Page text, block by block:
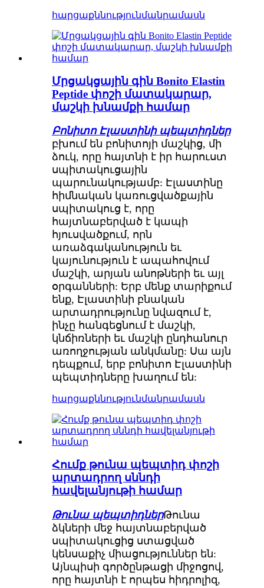
հարցաքննությունմանրամասն
Մրցակցային գին Bonito Elastin
Peptide փոշի մատակարար,
մաշկի խնամքի համար
Բոնիտո Էլաստինի պեպտիդներ
բխում են բոնիտոյի մաշկից, մի
ձուկ, որը հայտնի է իր հարուստ
սպիտակուցային
պարունակությամբ: Էլաստինը
հիմնական կառուցվածքային
սպիտակուց է, որը
հայտնաբերված է կապի
հյուսվածքում, որն
առաձգականություն եւ
կայունություն է ապահովում
մաշկի, արյան անոթների եւ այլ
օրգանների: Երբ մենք տարիքում
ենք, Էլաստինի բնական
արտադրությունը նվազում է,
ինչը հանգեցնում է մաշկի,
կնճիռների եւ մաշկի ընդհանուր
առողջության անկմանը: Սա այն
դեպքում, երբ բոնիտո Էլաստինի
պեպտիդները խաղում են:
հարցաքննությունմանրամասն
Հումք թունա պեպտիդ փոշի
արտադրող սննդի
հավելանյութի համար
Թունա պեպտիդներԹունա
ձկների մեջ հայտնաբերված
սպիտակուցից ստացված
կենսաքիչ միացություններ են:
Այնպիսի գործընթացի միջոցով,
որը հայտնի է որպես հիդրոլիզ,